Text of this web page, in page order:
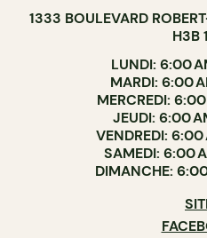
1333 BOULEVARD
H3B
LUNDI: 6:00
MARDI: 6:00
MERCREDI:
JEUDI: 6:00
VENDREDI:
SAMEDI: 6:00
DIMANCHE: